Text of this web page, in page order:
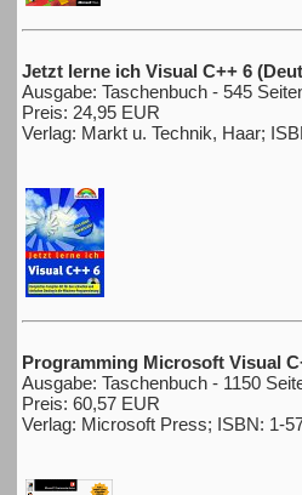
Jetzt lerne ich Visual C++ 6
Ausgabe: Taschenbuch - 545
Preis: 24,95 EUR
Verlag: Markt u. Technik, Haar;
Programming Microsoft Visual
Ausgabe: Taschenbuch - 1150
Preis: 60,57 EUR
Verlag: Microsoft Press; ISBN: 1-